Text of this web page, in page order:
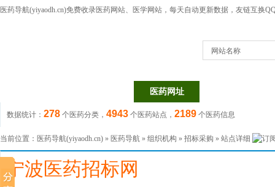
医药导航(yiyaodh.cn)免费收录医药网站、医学网站，每天自动更新数据，友链互换
网站名称
医药网址
数据统计： 278 个医药分类， 4943 个医药站点， 2189 个医药信息
当前位置： 医药导航(yiyaodh.cn) » 医药导航 » 组织机构 » 招标采购 » 站点详细
宁波医药招标网